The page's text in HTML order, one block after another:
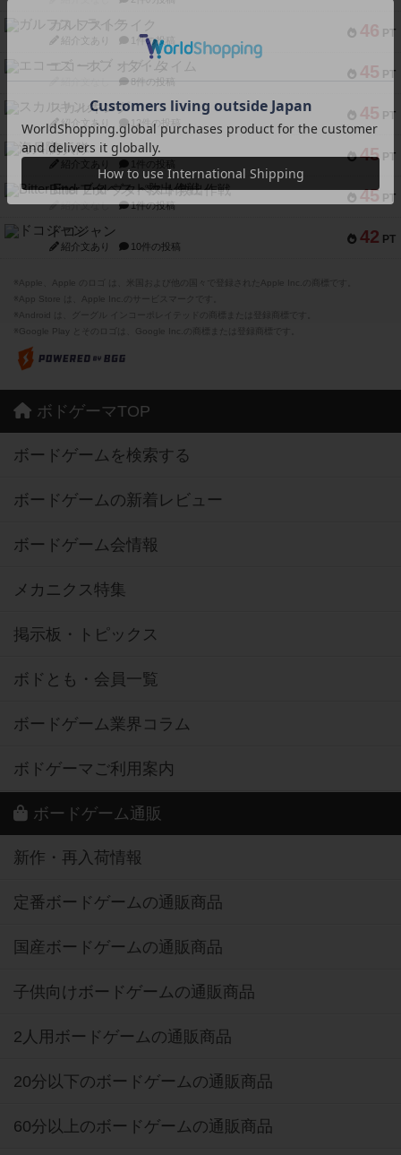
46 PT
ガルフストライク
紹介文あり 1件の投稿
45 PT
エコーズ・オブ・タイム
紹介文なし 8件の投稿
45 PT
スカルキング
紹介文あり 12件の投稿
45 PT
海兵隊
紹介文あり 1件の投稿
45 PT
Bitter End ブタペスト救出作戦
紹介文なし 1件の投稿
42 PT
ドコジャン
紹介文あり 10件の投稿
※Apple、Apple のロゴ は、米国および他の国々で登録されたApple Inc.の商標です。
※App Store は、Apple Inc.のサービスマークです。
※Android は、グーグル インコーポレイテッドの商標または登録商標です。
※Google Play とそのロゴは、Google Inc.の商標または登録商標です。
ボドゲーマTOP
ボードゲームを検索する
ボードゲームの新着レビュー
ボードゲーム会情報
メカニクス特集
掲示板・トピックス
ボドとも・会員一覧
ボードゲーム業界コラム
ボドゲーマご利用案内
ボードゲーム通販
新作・再入荷情報
定番ボードゲームの通販商品
国産ボードゲームの通販商品
子供向けボードゲームの通販商品
2人用ボードゲームの通販商品
20分以下のボードゲームの通販商品
60分以上のボードゲームの通販商品